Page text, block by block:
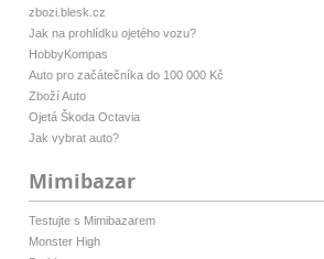
zbozi.blesk.cz
Jak na prohlídku ojetého vozu?
HobbyKompas
Auto pro začátečníka do 100 000 Kč
Zboží Auto
Ojetá Škoda Octavia
Jak vybrat auto?
Mimibazar
Testujte s Mimibazarem
Monster High